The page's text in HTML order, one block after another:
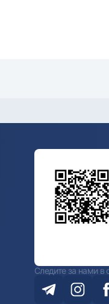
Следите за нами в